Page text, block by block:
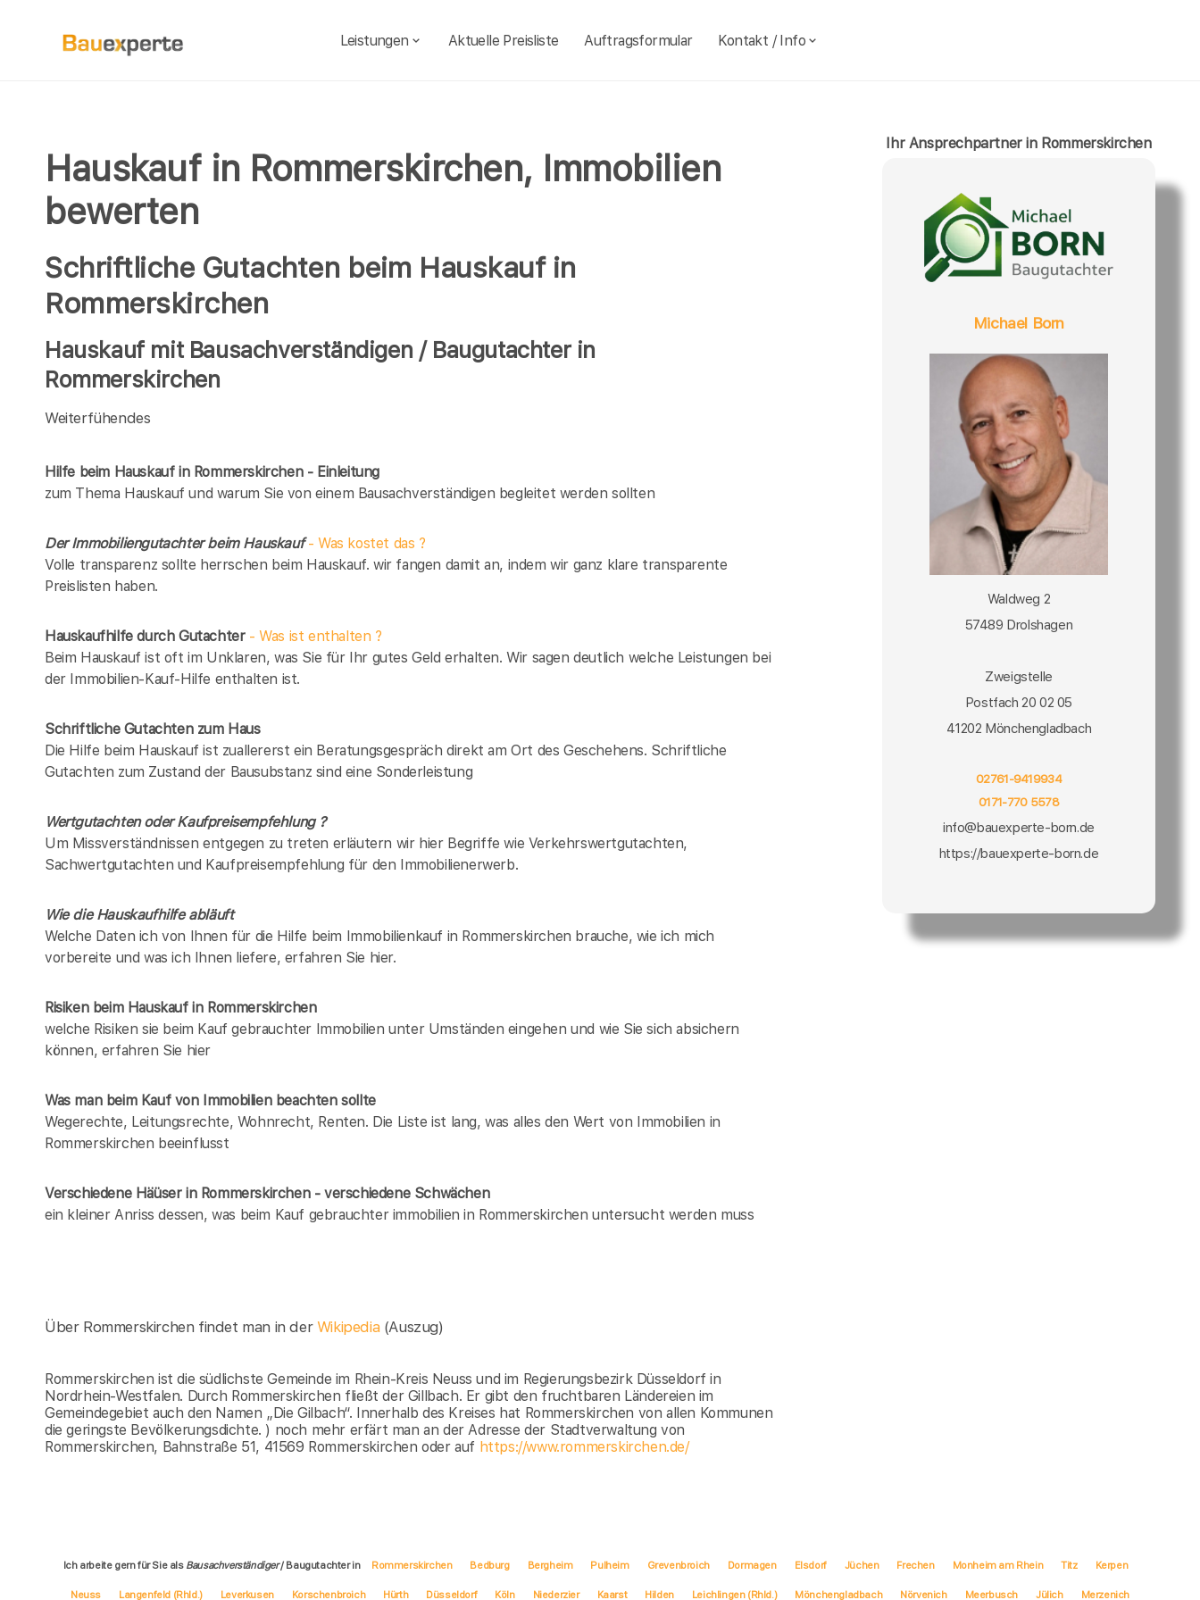
Leistungen Aktuelle Preisliste Auftragsformular Kontakt / Info
Hauskauf in Rommerskirchen, Immobilien
bewerten
Schriftliche Gutachten beim Hauskauf in
Rommerskirchen
Hauskauf mit Bausachverständigen / Baugutachter in
Rommerskirchen
Weiterfühendes
Hilfe beim Hauskauf in Rommerskirchen - Einleitung
zum Thema Hauskauf und warum Sie von einem Bausachverständigen begleitet werden sollten
Der Immobiliengutachter beim Hauskauf- Was kostet das ?
Volle transparenz sollte herrschen beim Hauskauf. wir fangen damit an, indem wir ganz klare transparente
Preislisten haben.
Hauskaufhilfe durch Gutachter- Was ist enthalten ?
Beim Hauskauf ist oft im Unklaren, was Sie für Ihr gutes Geld erhalten. Wir sagen deutlich welche Leistungen bei
der Immobilien-Kauf-Hilfe enthalten ist.
Schriftliche Gutachten zum Haus
Die Hilfe beim Hauskauf ist zuallererst ein Beratungsgespräch direkt am Ort des Geschehens. Schriftliche
Gutachten zum Zustand der Bausubstanz sind eine Sonderleistung
Wertgutachten oder Kaufpreisempfehlung ?
Um Missverständnissen entgegen zu treten erläutern wir hier Begriffe wie Verkehrswertgutachten,
Sachwertgutachten und Kaufpreisempfehlung für den Immobilienerwerb.
Wie die Hauskaufhilfe abläuft
Welche Daten ich von Ihnen für die Hilfe beim Immobilienkauf in Rommerskirchen brauche, wie ich mich
vorbereite und was ich Ihnen liefere, erfahren Sie hier.
Risiken beim Hauskaufin Rommerskirchen
welche Risiken sie beim Kauf gebrauchter Immobilien unter Umständen eingehen und wie Sie sich absichern
können, erfahren Sie hier
Was man beim Kauf von Immobilien beachten sollte
Wegerechte, Leitungsrechte, Wohnrecht, Renten. Die Liste ist lang, was alles den Wert von Immobilien in
Rommerskirchen beeinflusst
Verschiedene Häüser in Rommerskirchen - verschiedene Schwächen
ein kleiner Anriss dessen, was beim Kauf gebrauchter immobilien in Rommerskirchen untersucht werden muss
Über Rommerskirchen findet man in der Wikipedia (Auszug)
Rommerskirchen ist die südlichste Gemeinde im Rhein-Kreis Neuss und im Regierungsbezirk Düsseldorf in
Nordrhein-Westfalen. Durch Rommerskirchen fließt der Gillbach. Er gibt den fruchtbaren Ländereien im
Gemeindegebiet auch den Namen „Die Gilbach“. Innerhalb des Kreises hat Rommerskirchen von allen Kommunen
die geringste Bevölkerungsdichte. ) noch mehr erfärt man an der Adresse der Stadtverwaltung von
Rommerskirchen, Bahnstraße 51, 41569 Rommerskirchen oder auf https://www.rommerskirchen.de/
Ihr Ansprechpartner in Rommerskirchen
Michael Born
Waldweg 2
57489 Drolshagen
Zweigstelle
Postfach 20 02 05
41202 Mönchengladbach
02761-9419934
0171-770 5578
info@bauexperte-born.de
https://bauexperte-born.de
Ich arbeite gern für Sie als Bausachverständiger/ Baugutachter in Rommerskirchen Bedburg Bergheim Pulheim Grevenbroich Dormagen Elsdorf Jüchen Frechen Monheim am Rhein Titz Kerpen
Neuss Langenfeld (Rhld.) Leverkusen Korschenbroich Hürth Düsseldorf Köln Niederzier Kaarst Hilden Leichlingen (Rhld.) Mönchengladbach Nörvenich Meerbusch Jülich Merzenich